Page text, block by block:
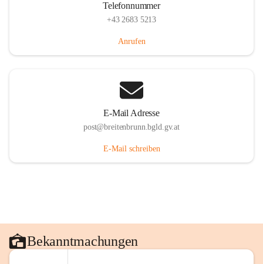
Telefonnummer
+43 2683 5213
Anrufen
E-Mail Adresse
post@breitenbrunn.bgld.gv.at
E-Mail schreiben
Bekanntmachungen